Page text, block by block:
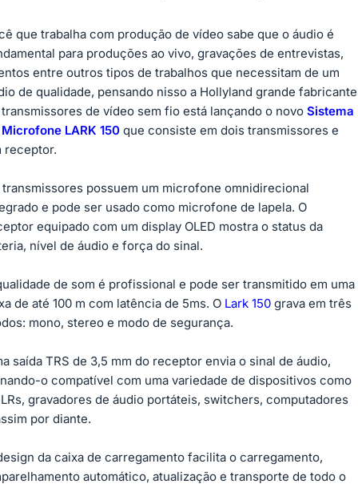
que trabalha com produção de vídeo sabe que o áudio é
para produções ao vivo, gravações de entrevistas,
entre outros tipos de trabalhos que necessitam de um
de qualidade, pensando nisso a Hollyland grande fabricante
de vídeo sem fio está lançando o novo Sistema
LARK 150 que consiste em dois transmissores e
receptor.
transmissores possuem um microfone omnidirecional
e pode ser usado como microfone de lapela. O
equipado com um display OLED mostra o status da
nível de áudio e força do sinal.
de som é profissional e pode ser transmitido em uma
de até 100 m com latência de 5ms. O Lark 150 grava em três
mono, stereo e modo de segurança.
saída TRS de 3,5 mm do receptor envia o sinal de áudio,
o compatível com uma variedade de dispositivos como
gravadores de áudio portáteis, switchers, computadores
por diante.
da caixa de carregamento facilita o carregamento,
automático, atualização e transporte de todo o